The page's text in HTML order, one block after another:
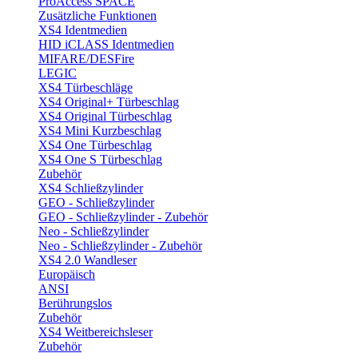
Zusätzliche Funktionen
XS4 Identmedien
HID iCLASS Identmedien
MIFARE/DESFire
LEGIC
XS4 Türbeschläge
XS4 Original+ Türbeschlag
XS4 Original Türbeschlag
XS4 Mini Kurzbeschlag
XS4 One Türbeschlag
XS4 One S Türbeschlag
Zubehör
XS4 Schließzylinder
GEO - Schließzylinder
GEO - Schließzylinder - Zubehör
Neo - Schließzylinder
Neo - Schließzylinder - Zubehör
XS4 2.0 Wandleser
Europäisch
ANSI
Berührungslos
Zubehör
XS4 Weitbereichsleser
Zubehör